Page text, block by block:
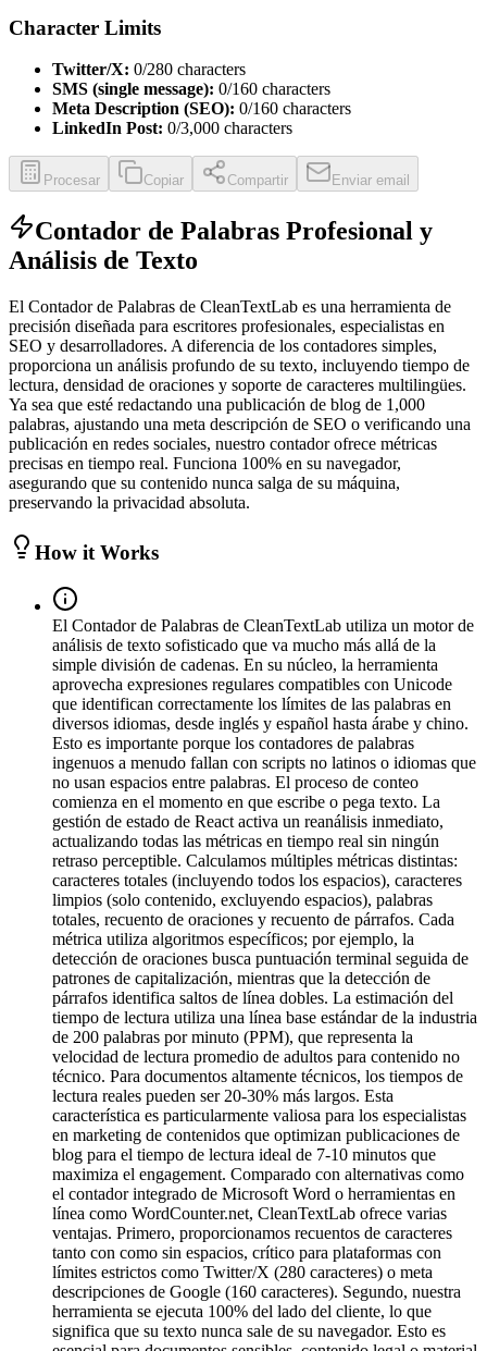
Character Limits
Twitter/X: 0/280 characters
SMS (single message): 0/160 characters
Meta Description (SEO): 0/160 characters
LinkedIn Post: 0/3,000 characters
Procesar Copiar Compartir Enviar email
Contador de Palabras Profesional y
Análisis de Texto
El Contador de Palabras de CleanTextLab es una herramienta de
precisión diseñada para escritores profesionales, especialistas en
SEO y desarrolladores. A diferencia de los contadores simples,
proporciona un análisis profundo de su texto, incluyendo tiempo de
lectura, densidad de oraciones y soporte de caracteres multilingües.
Ya sea que esté redactando una publicación de blog de 1,000
palabras, ajustando una meta descripción de SEO o verificando una
publicación en redes sociales, nuestro contador ofrece métricas
precisas en tiempo real. Funciona 100% en su navegador,
asegurando que su contenido nunca salga de su máquina,
preservando la privacidad absoluta.
How it Works
El Contador de Palabras de CleanTextLab utiliza un motor de
análisis de texto sofisticado que va mucho más allá de la
simple división de cadenas. En su núcleo, la herramienta
aprovecha expresiones regulares compatibles con Unicode
que identifican correctamente los límites de las palabras en
diversos idiomas, desde inglés y español hasta árabe y chino.
Esto es importante porque los contadores de palabras
ingenuos a menudo fallan con scripts no latinos o idiomas que
no usan espacios entre palabras. El proceso de conteo
comienza en el momento en que escribe o pega texto. La
gestión de estado de React activa un reanálisis inmediato,
actualizando todas las métricas en tiempo real sin ningún
retraso perceptible. Calculamos múltiples métricas distintas:
caracteres totales (incluyendo todos los espacios), caracteres
limpios (solo contenido, excluyendo espacios), palabras
totales, recuento de oraciones y recuento de párrafos. Cada
métrica utiliza algoritmos específicos; por ejemplo, la
detección de oraciones busca puntuación terminal seguida de
patrones de capitalización, mientras que la detección de
párrafos identifica saltos de línea dobles. La estimación del
tiempo de lectura utiliza una línea base estándar de la industria
de 200 palabras por minuto (PPM), que representa la
velocidad de lectura promedio de adultos para contenido no
técnico. Para documentos altamente técnicos, los tiempos de
lectura reales pueden ser 20-30% más largos. Esta
característica es particularmente valiosa para los especialistas
en marketing de contenidos que optimizan publicaciones de
blog para el tiempo de lectura ideal de 7-10 minutos que
maximiza el engagement. Comparado con alternativas como
el contador integrado de Microsoft Word o herramientas en
línea como WordCounter.net, CleanTextLab ofrece varias
ventajas. Primero, proporcionamos recuentos de caracteres
tanto con como sin espacios, crítico para plataformas con
límites estrictos como Twitter/X (280 caracteres) o meta
descripciones de Google (160 caracteres). Segundo, nuestra
herramienta se ejecuta 100% del lado del cliente, lo que
significa que su texto nunca sale de su navegador. Esto es